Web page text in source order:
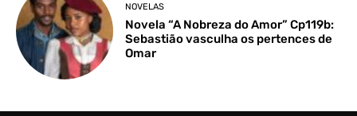
NOVELAS
Novela “A Nobreza do Amor” Cp119b:
Sebastião vasculha os pertences de
Omar